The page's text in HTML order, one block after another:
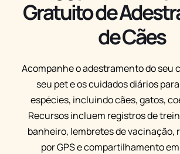
Gratuito de
de Cães
Acompanhe o adestramento do seu
seu pet e os cuidados diários
espécies, incluindo cães, gatos,
Recursos incluem registros de
banheiro, lembretes de vacinação,
por GPS e compartilhamento